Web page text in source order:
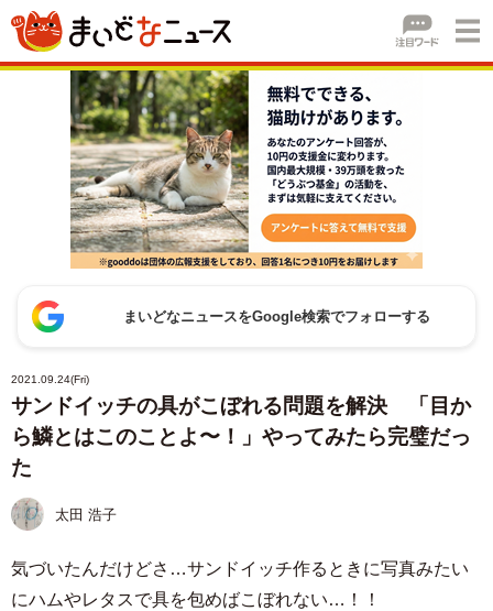
まいどなニュースをGoogle検索でフォローする
2021.09.24(Fri)
サンドイッチの具がこぼれる問題を解決 「目か
ら鱗とはこのことよ〜！」やってみたら完璧だっ
た
太田 浩子
気づいたんだけどさ…サンドイッチ作るときに写真みたい
にハムやレタスで具を包めばこぼれない…！！